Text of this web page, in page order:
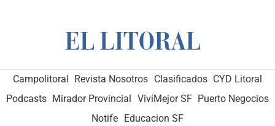
Campolitoral Revista Nosotros Clasificados CYD Litoral
Podcasts Mirador Provincial VivíMejor SF Puerto Negocios
Notife
Educacion SF